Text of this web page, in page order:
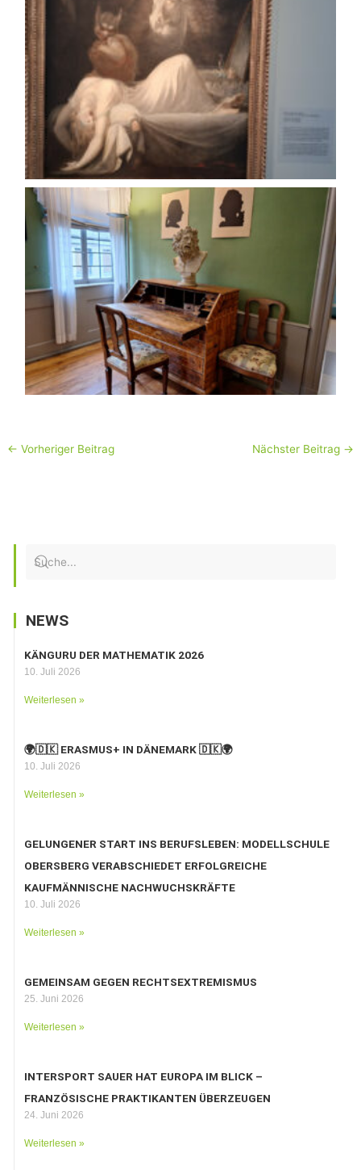
← Vorheriger Beitrag Nächster Beitrag →
NEWS
KÄNGURU DER MATHEMATIK 2026
10. Juli 2026
Weiterlesen »
🌍🇩🇰 ERASMUS+ IN DÄNEMARK 🇩🇰🌍
10. Juli 2026
Weiterlesen »
GELUNGENER START INS BERUFSLEBEN: MODELLSCHULE
OBERSBERG VERABSCHIEDET ERFOLGREICHE
KAUFMÄNNISCHE NACHWUCHSKRÄFTE
10. Juli 2026
Weiterlesen »
GEMEINSAM GEGEN RECHTSEXTREMISMUS
25. Juni 2026
Weiterlesen »
INTERSPORT SAUER HAT EUROPA IM BLICK –
FRANZÖSISCHE PRAKTIKANTEN ÜBERZEUGEN
24. Juni 2026
Weiterlesen »